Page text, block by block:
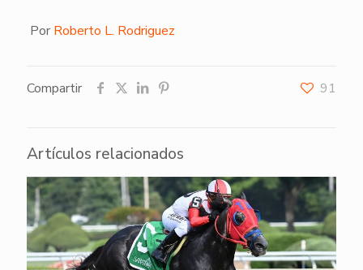
Por Roberto L. Rodriguez
Compartir 91
Artículos relacionados